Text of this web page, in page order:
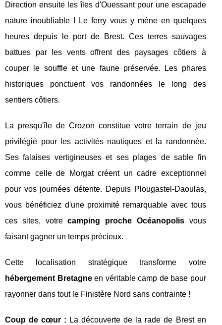
Direction ensuite les îles d'Ouessant pour une escapade
nature inoubliable ! Le ferry vous y mène en quelques
heures depuis le port de Brest. Ces terres sauvages
battues par les vents offrent des paysages côtiers à
couper le souffle et une faune préservée. Les phares
historiques ponctuent vos randonnées le long des
sentiers côtiers.
La presqu'île de Crozon constitue votre terrain de jeu
privilégié pour les activités nautiques et la randonnée.
Ses falaises vertigineuses et ses plages de sable fin
comme celle de Morgat créent un cadre exceptionnel
pour vos journées détente. Depuis Plougastel-Daoulas,
vous bénéficiez d'une proximité remarquable avec tous
ces sites, votrecamping proche Océanopolisvous
faisant gagner un temps précieux.
Cette localisation stratégique transforme votre
hébergement Bretagneen véritable camp de base pour
rayonner dans tout le Finistère Nord sans contrainte !
Coup de cœur : La découverte de la rade de Brest en